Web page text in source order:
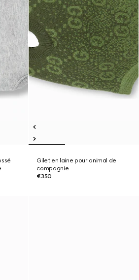
Gilet en laine pour animal de
compagnie
€350